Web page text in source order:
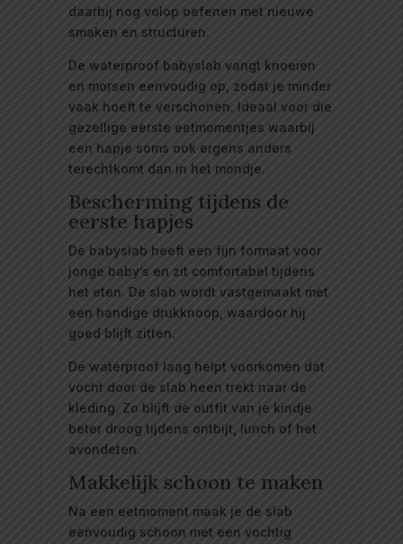
daarbij nog volop oefenen met nieuwe
smaken en structuren.
De waterproof babyslab vangt knoeien
en morsen eenvoudig op, zodat je minder
vaak hoeft te verschonen. Ideaal voor die
gezellige eerste eetmomentjes waarbij
een hapje soms ook ergens anders
terechtkomt dan in het mondje.
Bescherming tijdens de
eerste hapjes
De babyslab heeft een fijn formaat voor
jonge baby’s en zit comfortabel tijdens
het eten. De slab wordt vastgemaakt met
een handige drukknoop, waardoor hij
goed blijft zitten.
De waterproof laag helpt voorkomen dat
vocht door de slab heen trekt naar de
kleding. Zo blijft de outfit van je kindje
beter droog tijdens ontbijt, lunch of het
avondeten.
Makkelijk schoon te maken
Na een eetmoment maak je de slab
eenvoudig schoon met een vochtig